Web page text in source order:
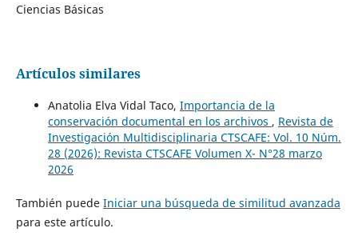
Ciencias Básicas
Artículos similares
Anatolia Elva Vidal Taco, Importancia de la
conservación documental en los archivos , Revista de
Investigación Multidisciplinaria CTSCAFE: Vol. 10 Núm.
28 (2026): Revista CTSCAFE Volumen X- N°28 marzo
2026
También puede Iniciar una búsqueda de similitud avanzada
para este artículo.